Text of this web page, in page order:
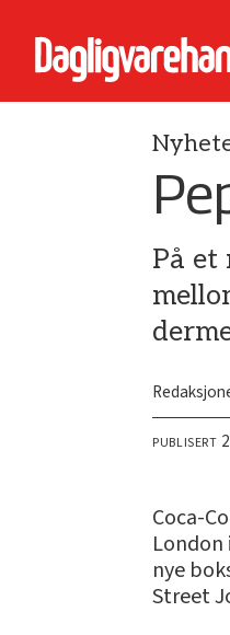
På et
PUBLISERT
Coca-
London
nye
Street